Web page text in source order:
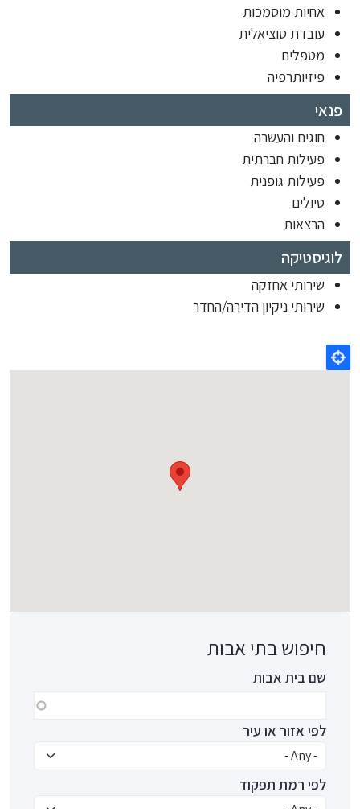
אחיות מוסמכות
עובדת סוציאלית
מטפלים
פיזיותרפיה
פנאי
חוגים והעשרה
פעילות חברתית
פעילות גופנית
טיולים
הרצאות
לוגיסטיקה
שירותי אחזקה
שירותי ניקיון הדירה/החדר
חיפוש בתי אבות
שם בית אבות
לפי אזור או עיר
לפי רמת תפקוד